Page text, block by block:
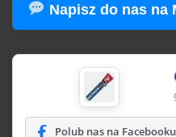
Napisz do nas na
Polub nas na Facebooku